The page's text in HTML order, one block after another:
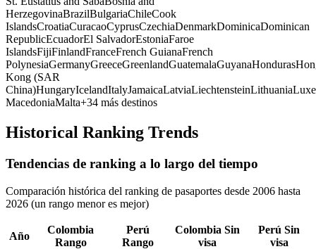
HerzegovinaBrazilBulgariaChileCook
IslandsCroatiaCuracaoCyprusCzechiaDenmarkDominicaDominican
RepublicEcuadorEl SalvadorEstoniaFaroe
IslandsFijiFinlandFranceFrench GuianaFrench
PolynesiaGermanyGreeceGreenlandGuatemalaGuyanaHonduras
Kong (SAR
China)HungaryIcelandItalyJamaicaLatviaLiechtensteinLithuania
MacedoniaMalta+34 más destinos
Historical Ranking Trends
Tendencias de ranking a lo largo del tiempo
Comparación histórica del ranking de pasaportes desde 2006 hasta
2026 (un rango menor es mejor)
Año
Colombia
Rango
Perú
Rango
Colombia Sin
visa
Perú Sin
visa